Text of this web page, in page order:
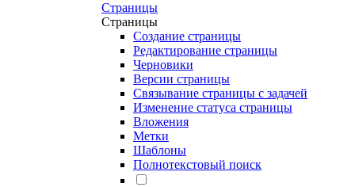
Страницы
Страницы
Создание страницы
Редактирование страницы
Черновики
Версии страницы
Связывание страницы с задачей
Изменение статуса страницы
Вложения
Метки
Шаблоны
Полнотекстовый поиск